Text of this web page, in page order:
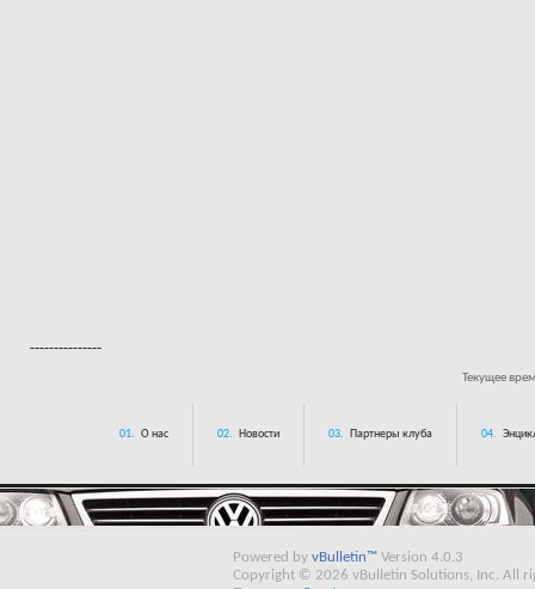
---------------
Текущее
01. О нас 02. Новости 03. Партнеры клуба 04.
Powered by vBulletin™ Version 4.0.3
Copyright © 2026 vBulletin Solutions, Inc. All